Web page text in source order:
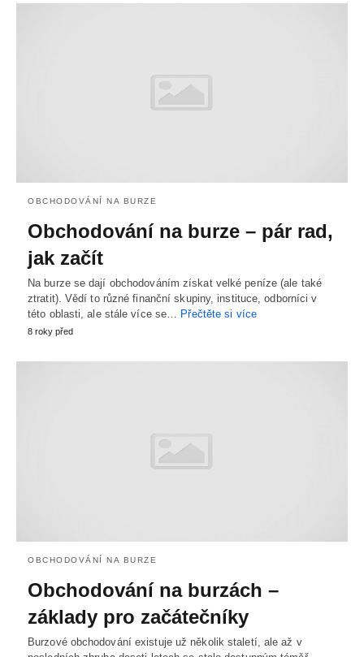
OBCHODOVÁNÍ NA BURZE
Obchodování na burze – pár rad,
jak začít
Na burze se dají obchodováním získat velké peníze (ale také
ztratit). Vědí to různé finanční skupiny, instituce, odborníci v
této oblasti, ale stále více se… Přečtěte si více
8 roky před
OBCHODOVÁNÍ NA BURZE
Obchodování na burzách –
základy pro začátečníky
Burzové obchodování existuje už několik staletí, ale až v